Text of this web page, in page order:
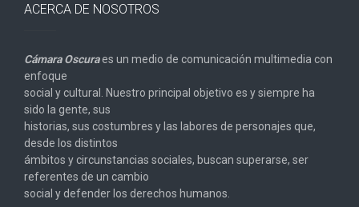
ACERCA DE NOSOTROS
Cámara Oscuraes un medio de comunicación multimedia con
enfoque
social y cultural. Nuestro principal objetivo es y siempre ha
sido la gente, sus
historias, sus costumbres y las labores de personajes que,
desde los distintos
ámbitos y circunstancias sociales, buscan superarse, ser
referentes de un cambio
social y defender los derechos humanos.